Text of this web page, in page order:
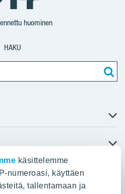
käsittelemme
numeroasi, käyttäen
tallentamaan ja
huominen
HAKU